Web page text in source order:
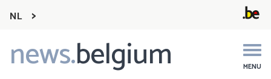
NL
news.belgium MENU
Main
navigation